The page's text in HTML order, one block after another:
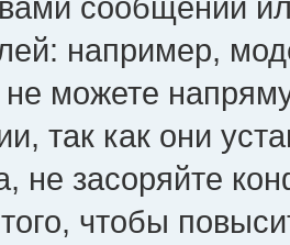
например,
можете
так как они
не засоряйте
чтобы